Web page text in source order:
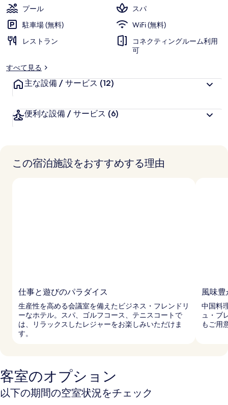
ス
パ
ハ
プ
プール
スパ
駐車場 (無料)
WiFi (無料)
レストラン
コネクティングルーム利用
可
すべて見る
主な設備 / サービス (12)
便利な設備 / サービス (6)
この宿泊施設をおすすめする理由
仕事と遊びのパラダイス
生産性を高める会議室を備えたビジネス・フレンドリ
ーなホテル。スパ、ゴルフコース、テニスコートで
は、リラックスしたレジャーをお楽しみいただけま
す。
風味
中国料
ュ・ブ
もご用
客室のオプション
以下の期間の空室状況をチェック